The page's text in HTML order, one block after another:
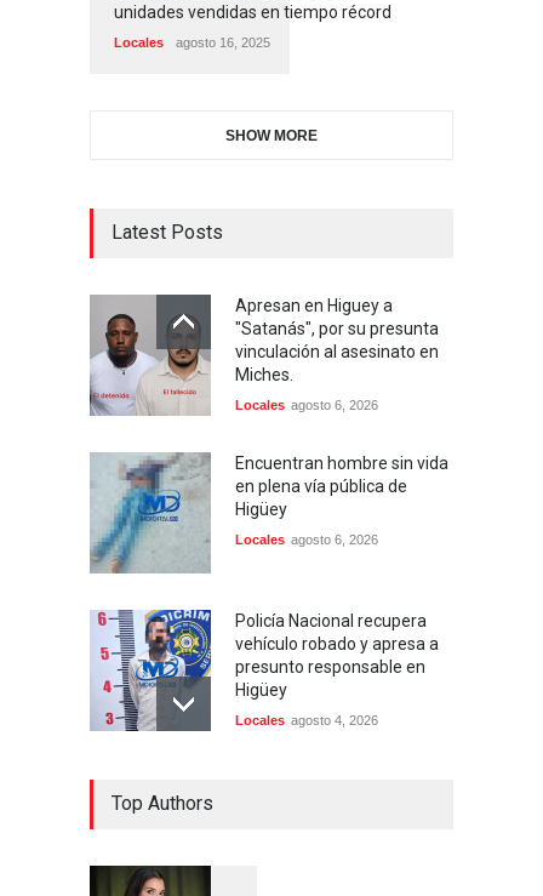
unidades vendidas en tiempo récord
Locales agosto 16, 2025
SHOW MORE
Latest Posts
Apresan en Higuey a
"Satanás", por su presunta
vinculación al asesinato en
Miches.
Locales agosto 6, 2026
Encuentran hombre sin vida
en plena vía pública de
Higüey
Locales agosto 6, 2026
Policía Nacional recupera
vehículo robado y apresa a
presunto responsable en
Higüey
Locales agosto 4, 2026
Top Authors